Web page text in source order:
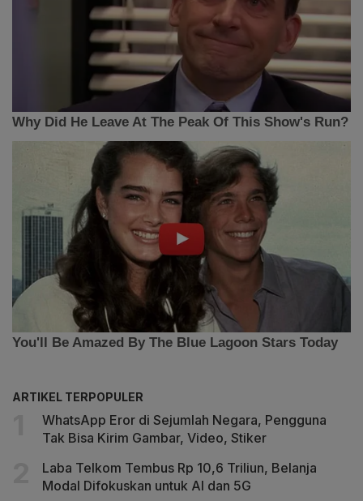
ARTIKEL TERPOPULER
WhatsApp Eror di Sejumlah Negara, Pengguna
Tak Bisa Kirim Gambar, Video, Stiker
Laba Telkom Tembus Rp 10,6 Triliun, Belanja
Modal Difokuskan untuk AI dan 5G